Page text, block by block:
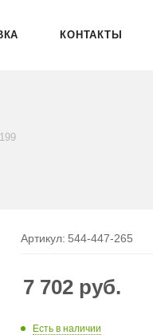
КОНТАКТЫ
Артикул: 544-447-265
7 702 руб.
Есть в наличии